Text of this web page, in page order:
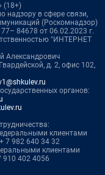
(18+)
надзору в сфере связи,
(Роскомнадзор)
84678 от 06.02.2023 г.
"ИНТЕРНЕТ
Александрович
д. 2, офис 102,
органов:
клиентами
7 982 640 34 32
клиентами
910 402 4056